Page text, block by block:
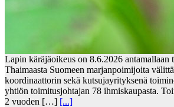
Lapin käräjäoikeus on 8.6.2026
Thaimaasta Suomeen marjanpoimijoita
koordinaattorin sekä kutsujayrityksenä
yhtiön toimitusjohtajan 78 ihmiskaupasta.
2 vuoden […] [...]